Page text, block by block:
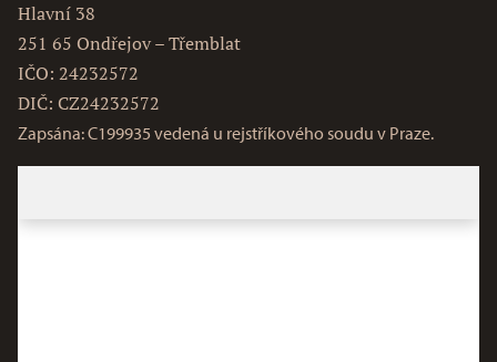
Hlavní 38
251 65 Ondřejov – Třemblat
IČO: 24232572
DIČ: CZ24232572
Zapsána: C199935 vedená u rejstříkového soudu v Praze.